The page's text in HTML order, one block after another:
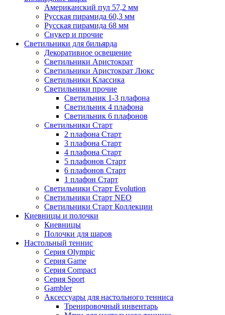
Американский пул 57,2 мм
Русская пирамида 60,3 мм
Русская пирамида 68 мм
Снукер и прочие
Светильники для бильярда
Декоративное освещение
Светильники Аристократ
Светильники Аристократ Люкс
Светильники Классика
Светильники прочие
Светильник 1-3 плафона
Светильник 4 плафона
Светильник 6 плафонов
Светильники Старт
2 плафона Старт
3 плафона Старт
4 плафона Старт
5 плафонов Старт
6 плафонов Старт
1 плафон Старт
Светильники Старт Evolution
Светильники Старт NEO
Светильники Старт Коллекции
Киевницы и полочки
Киевницы
Полочки для шаров
Настольный теннис
Серия Olympic
Серия Game
Серия Compact
Серия Sport
Gambler
Аксессуары для настольного тенниса
Тренировочный инвентарь